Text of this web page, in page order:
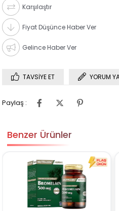
Karşılaştır
Fiyat Düşünce Haber Ver
Gelince Haber Ver
TAVSIYE ET YORUM
Paylaş :
Benzer Ürünler